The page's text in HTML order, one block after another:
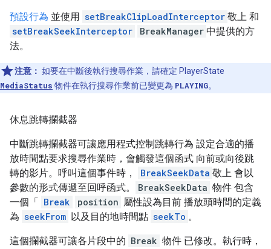
預設行為 並使用 setBreakClipLoadInterceptor 敬上 和
setBreakSeekInterceptor
BreakManager 中提供的方
法。
注意： 如要在中斷後執行搜尋作業，請確定 PlayerState
MediaStatus 物件在執行搜尋作業前已變更為 PLAYING。
休息跳轉攔截器
中斷跳轉攔截器可讓應用程式控制跳轉行為 設定合適的播
放時間點要求搜尋作業時，會觸發這個函式 向前或向後跳
轉的影片。呼叫這個事件時，
BreakSeekData 敬上 會以
參數的形式傳遞至回呼函式。
BreakSeekData 物件 包含
一個「 Break position 屬性設為目前 播放頭時間的定義
為 seekFrom 以及目的地時間點 seekTo 。
這個攔截器可讓各片段中的 Break 物件 已修改。執行時，